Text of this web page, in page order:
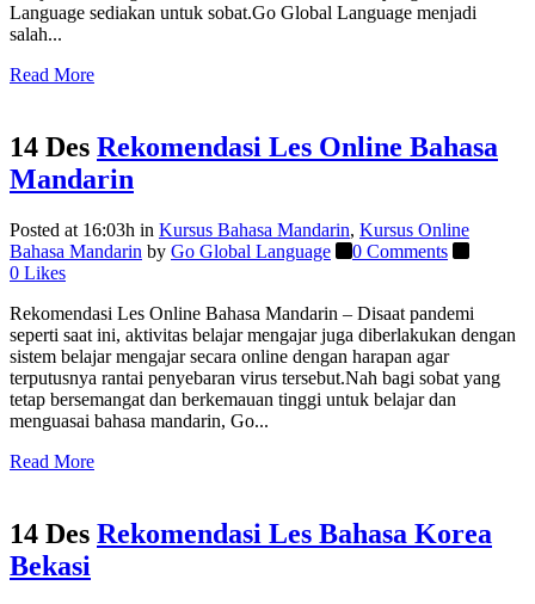
Language sediakan untuk sobat.Go Global Language menjadi
salah...
Read More
14 Des Rekomendasi Les Online Bahasa
Mandarin
Posted at 16:03h in Kursus Bahasa Mandarin, Kursus Online
Bahasa Mandarin by Go Global Language
0 Comments
0 Likes
Rekomendasi Les Online Bahasa Mandarin – Disaat pandemi
seperti saat ini, aktivitas belajar mengajar juga diberlakukan dengan
sistem belajar mengajar secara online dengan harapan agar
terputusnya rantai penyebaran virus tersebut.Nah bagi sobat yang
tetap bersemangat dan berkemauan tinggi untuk belajar dan
menguasai bahasa mandarin, Go...
Read More
14 Des Rekomendasi Les Bahasa Korea
Bekasi